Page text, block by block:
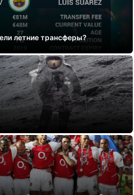
летние трансферы?